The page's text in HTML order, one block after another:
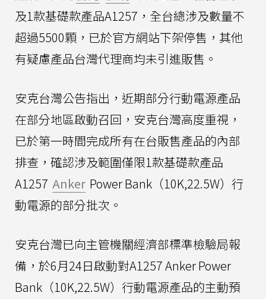
及1款基礎款產品A1257，全台總涉及數量不
超過5500顆，已於官方網站下架停售，其他
有疑慮產品台灣代理商均未引進販售。
安克台灣公告指出，近期部分行動電源產品
在部分地區啟動召回，安克台灣高度重視，
已於第一時間完成所有在台販售產品的內部
排查，確認涉及範圍僅限1款基礎款產品
A1257 Anker Power Bank（10K,22.5W）行
動電源的部分批次。
安克台灣已向主管機關經濟部標準檢驗局報
備，於6月24日啟動對A1257 Anker Power
Bank（10K,22.5W）行動電源產品的主動預